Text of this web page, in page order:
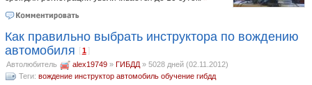
Как правильно выбрать инструктора по вождению
автомобиля [1 ]
Автолюбитель alex19749» ГИБДД» 5028 дней (02.11.2012)
Теги: вождение инструктор автомобиль обучение гибдд